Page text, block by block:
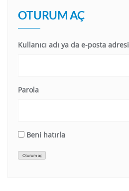
OTURUM AÇ
Kullanıcı adı ya da e-posta adresi
Parola
Beni hatırla
Oturum aç